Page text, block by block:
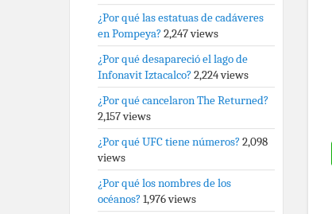
¿Por qué las estatuas de cadáveres
en Pompeya? 2,247 views
¿Por qué desapareció el lago de
Infonavit Iztacalco? 2,224 views
¿Por qué cancelaron The Returned?
2,157 views
¿Por qué UFC tiene números? 2,098
views
¿Por qué los nombres de los
océanos? 1,976 views